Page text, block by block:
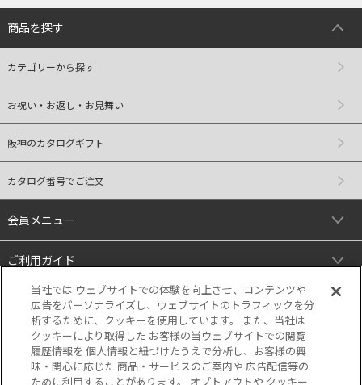
商品を探す
カテゴリーから探す
お祝い・お返し・お見舞い
阪神のカタログギフト
カタログ番号でご注文
会員メニュー
ご利用ガイド
リンク
当社では ウェブサイトでの体験を向上させ、コンテンツや
広告をパーソナライズし、ウェブサイトのトラフィックを分
析するために、クッキーを使用しています。 また、当社は
クッキーにより取得した お客様の当ウェブサイトでの閲覧
履歴情報を 個人情報と紐づけたうえで分析し、お客様の興
味・関心に応じた 商品・サービスのご案内や 広告配信等の
ために利用することがあります。 オプトアウトや クッキー